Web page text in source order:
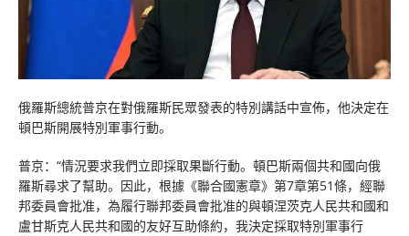
俄羅斯總統普京在對俄羅斯民眾發表的特別講話中宣佈，他決定在
頓巴斯開展特別軍事行動。
普京：“情況要求我們立即採取果斷行動。頓巴斯兩個共和國向俄
羅斯尋求了幫助。因此，根據《聯合國憲章》第7章第51條，經聯
邦委員會批准，為履行聯邦委員會批准的與頓涅茨克人民共和國和
盧甘斯克人民共和國的友好互助條約，我決定採取特別軍事行